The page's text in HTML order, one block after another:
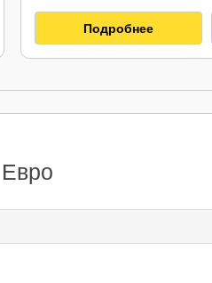
Подробнее